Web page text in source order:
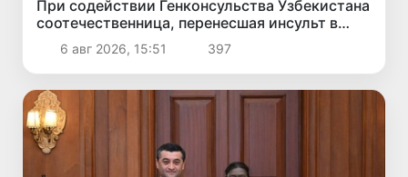
При содействии Генконсульства Узбекистана
соотечественница, перенесшая инсульт в
Алматы, вернулась на родину
6 авг 2026, 15:51 397